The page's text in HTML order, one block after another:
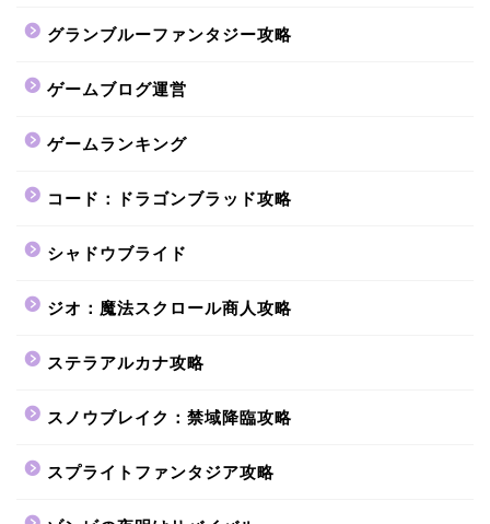
グランブルーファンタジー攻略
ゲームブログ運営
ゲームランキング
コード：ドラゴンブラッド攻略
シャドウブライド
ジオ：魔法スクロール商人攻略
ステラアルカナ攻略
スノウブレイク：禁域降臨攻略
スプライトファンタジア攻略